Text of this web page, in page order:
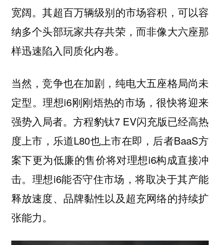
宽阔。其超百万辆级别的市场容积，可以容
纳多个头部玩家共存共荣，而非像大六座那
样迅速陷入同质化内卷。
当然，竞争也在加剧，纯电大五座格局尚未
定型。理想i6刚刚焐热的市场，很快将迎来
强势入局者。方程豹钛7 EV闪充版已经高热
度上市，乐道L80也上市在即，后者BaaS方
案下更为低廉的售价将对理想i6构成直接冲
击。理想i6能否守住市场，将取决于其产能
释放速度、品牌黏性以及超充网络的持续扩
张能力。